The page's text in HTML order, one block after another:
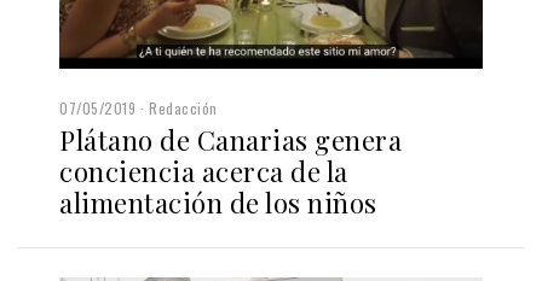
07/05/2019 Redacción
Plátano de Canarias genera
conciencia acerca de la
alimentación de los niños